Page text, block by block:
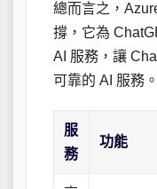
總而言之，
撐，它為
AI 服務，讓
可靠的 AI 服務。
服
務
功能